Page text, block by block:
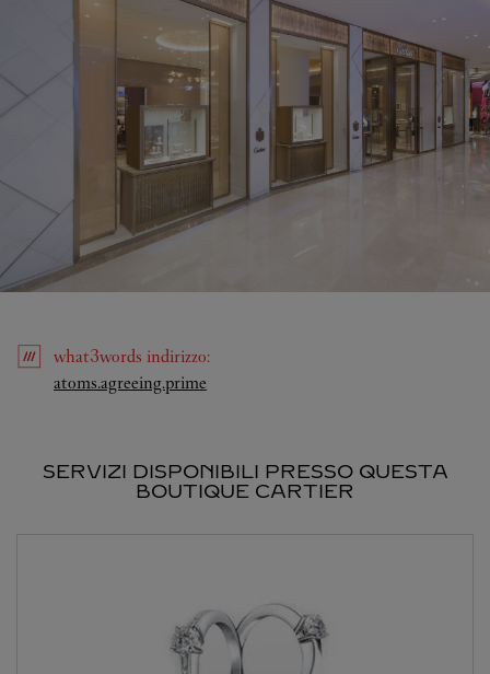
what3words indirizzo:
atoms.agreeing.prime
SERVIZI DISPONIBILI PRESSO QUESTA
BOUTIQUE CARTIER